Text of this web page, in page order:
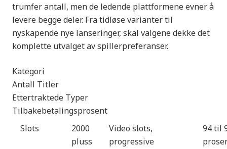
trumfer antall, men de ledende plattformene evner å
levere begge deler. Fra tidløse varianter til
nyskapende nye lanseringer, skal valgene dekke det
komplette utvalget av spillerpreferanser.
Kategori
Antall Titler
Ettertraktede Typer
Tilbakebetalingsprosent
Slots
2000
pluss
Video slots,
progressive
94 til